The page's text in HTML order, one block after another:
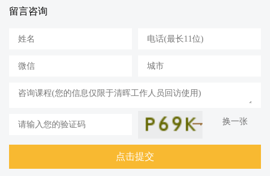
留言咨询
换一张